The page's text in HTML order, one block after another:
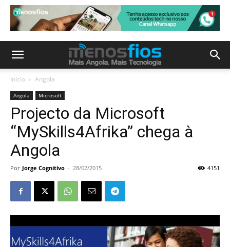
Início Angola
Angola Microsoft
Projecto da Microsoft
“MySkills4Afrika” chega à
Angola
Por Jorge Cognitivo - 28/02/2015 4151